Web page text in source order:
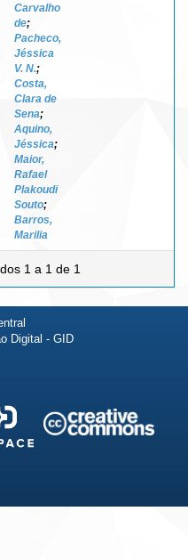
Carvalho
de;
Pacheco,
Jéssica
V. N.;
Costa,
Clara de
Sena;
Aquino,
Jéssica;
Maior,
Rafael
Plakoudi
Souto;
Barros,
Marilia
1 a 1 de 1
Digital - GID